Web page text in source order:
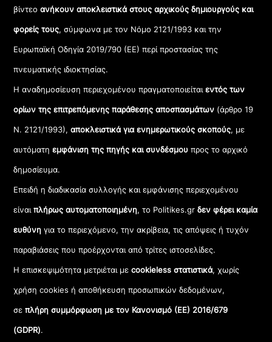
βίντεοανήκουν αποκλειστικά στους αρχικούς δημιουργούς και
φορείς τους, σύμφωνα με τον Νόμο 2121/1993 και την
Ευρωπαϊκή Οδηγία 2019/790 (ΕΕ) περί προστασίας της
πνευματικής ιδιοκτησίας.
Η αναδημοσίευση περιεχομένου πραγματοποιείταιεντός των
ορίων της επιτρεπόμενης παράθεσης αποσπασμάτων (άρθρο 19
Ν. 2121/1993), αποκλειστικά για ενημερωτικούς σκοπούς, με
αυτόματηεμφάνιση της πηγής και συνδέσμου προς το αρχικό
δημοσίευμα.
Επειδή η διαδικασία συλλογής και εμφάνισης περιεχομένου
είναιπλήρως αυτοματοποιημένη, το Politikes.grδεν φέρει καμία
ευθύνη για το περιεχόμενο, την ακρίβεια, τις απόψεις ή τυχόν
παραβιάσεις που προέρχονται από τρίτες ιστοσελίδες.
Η επισκεψιμότητα μετριέται μεcookieless στατιστικά, χωρίς
χρήση cookies ή αποθήκευση προσωπικών δεδομένων,
σεπλήρη συμμόρφωση με τον Κανονισμό (ΕΕ) 2016/679
(GDPR).